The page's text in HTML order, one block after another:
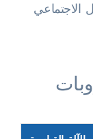
الاجتماعي